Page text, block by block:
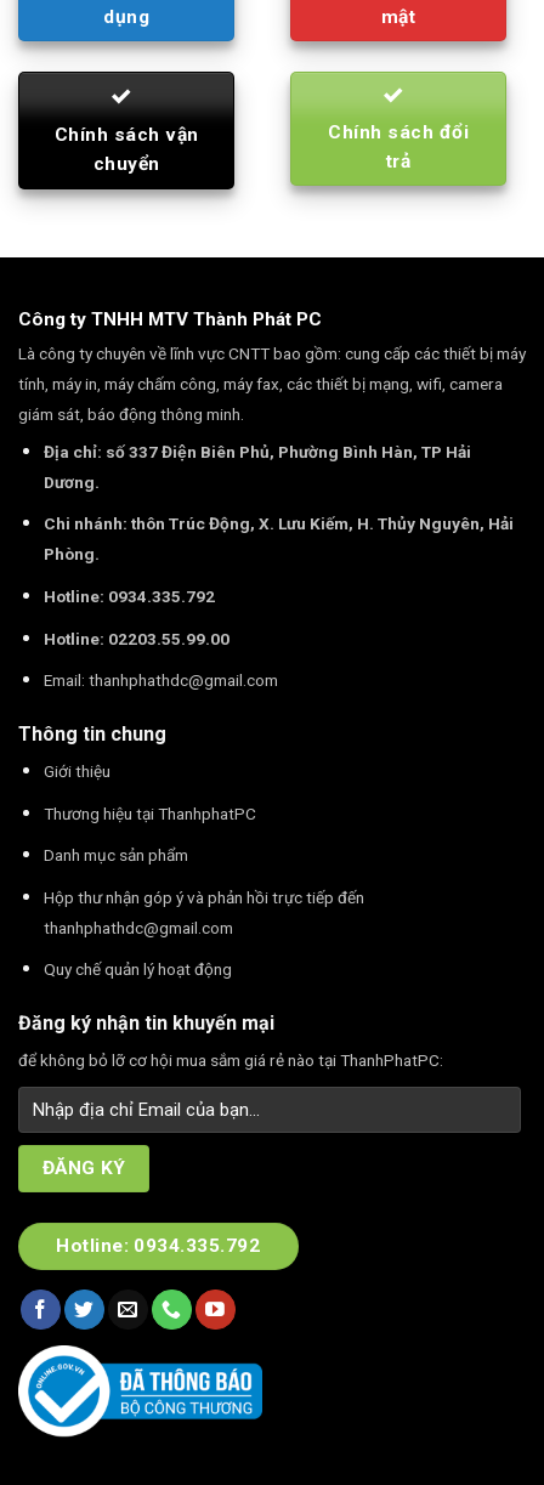
dụng
mật
Chính sách vận
chuyển
Chính sách đổi
trả
Công ty TNHH MTV Thành Phát PC
Là công ty chuyên về lĩnh vực CNTT bao gồm: cung cấp các thiết bị máy
tính, máy in, máy chấm công, máy fax, các thiết bị mạng, wifi, camera
giám sát, báo động thông minh.
Địa chỉ: số 337 Điện Biên Phủ, Phường Bình Hàn, TP Hải
Dương.
Chi nhánh: thôn Trúc Động, X. Lưu Kiếm, H. Thủy Nguyên, Hải
Phòng.
Hotline: 0934.335.792
Hotline: 02203.55.99.00
Email: thanhphathdc@gmail.com
Thông tin chung
Giới thiệu
Thương hiệu tại ThanhphatPC
Danh mục sản phẩm
Hộp thư nhận góp ý và phản hồi trực tiếp đến
thanhphathdc@gmail.com
Quy chế quản lý hoạt động
Đăng ký nhận tin khuyến mại
để không bỏ lỡ cơ hội mua sắm giá rẻ nào tại ThanhPhatPC:
Hotline: 0934.335.792